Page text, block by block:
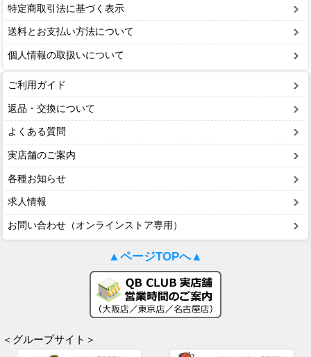
特定商取引法に基づく表示
送料とお支払い方法について
個人情報の取扱いについて
ご利用ガイド
返品・交換について
よくある質問
実店舗のご案内
各種お知らせ
求人情報
お問い合わせ（オンラインストア専用）
▲ページTOPへ▲
＜グループサイト＞